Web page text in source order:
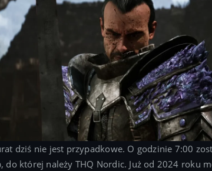
dziś nie jest przypadkowe. O godzinie 7:00
do której należy THQ Nordic. Już od 2024 roku